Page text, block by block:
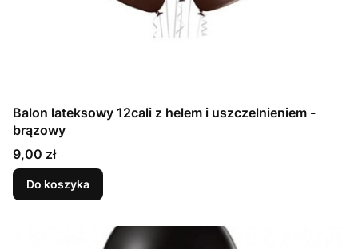
Balon lateksowy 12cali z helem i uszczelnieniem -
brązowy
Cena
9,00 zł
Do koszyka